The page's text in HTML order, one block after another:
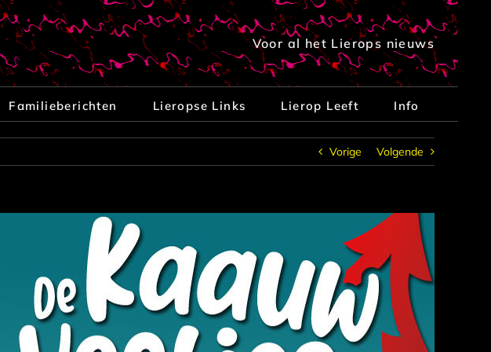
Voor al het Lierops nieuws
Familieberichten Lieropse Links Lierop Leeft Info
Vorige Volgende